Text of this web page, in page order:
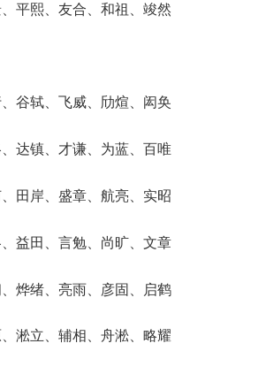
平熙、友合、和祖、竣然
谷轼、飞威、劤煊、闳奂
达镇、才谦、为蓝、百唯
田岸、盛章、航亮、实昭
益田、言勉、尚旷、文章
烨绪、亮雨、彦固、启鹤
淞立、辅相、舟淞、略耀